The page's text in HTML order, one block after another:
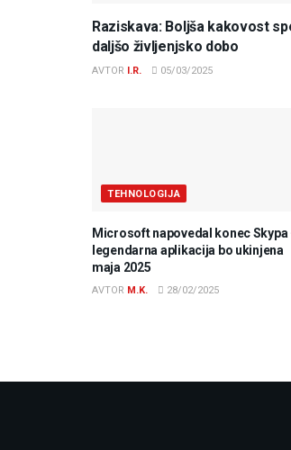
Raziskava: Boljša kakovost
daljšo življenjsko dobo
AVTOR I.R. 05/03/2025
TEHNOLOGIJA
Microsoft napovedal konec Skypa
legendarna aplikacija bo ukinjena
maja 2025
AVTOR M.K. 28/02/2025